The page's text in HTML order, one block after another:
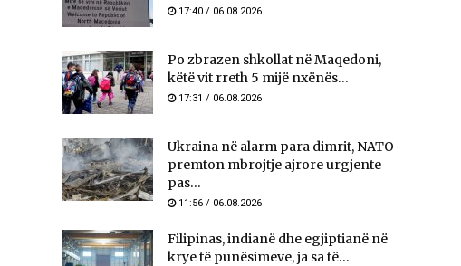
17:40 / 06.08.2026
Po zbrazen shkollat në Maqedoni,
këtë vit rreth 5 mijë nxënës...
17:31 / 06.08.2026
Ukraina në alarm para dimrit, NATO
premton mbrojtje ajrore urgjente
pas...
11:56 / 06.08.2026
Filipinas, indianë dhe egjiptianë në
krye të punësimeve, ja sa të...